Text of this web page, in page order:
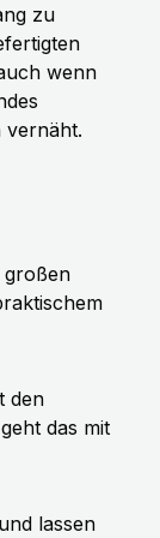
zu
wenn
vernäht.
großen
den
das mit
lassen